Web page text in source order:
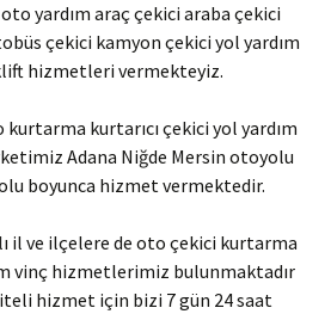
yardım araç çekici araba çekici
çekici kamyon çekici yol yardım
hizmetleri vermekteyiz.
kurtarıcı çekici yol yardım
Adana Niğde Mersin otoyolu
boyunca hizmet vermektedir.
il ve ilçelere de oto çekici kurtarma
vinç hizmetlerimiz bulunmaktadır
hizmet için bizi 7 gün 24 saat